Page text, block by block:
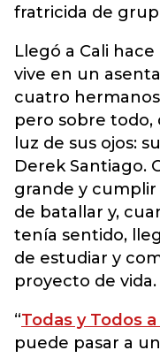
fratricida de
Llegó a Cali
vive en un
cuatro
pero sobre todo,
luz de sus ojos:
Derek Santiago.
grande y cumplir
de batallar y,
tenía sentido,
de estudiar y
proyecto de vida.
“Todas y Todos
puede pasar a